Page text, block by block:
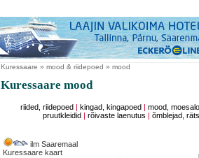
Kuressaare » mood & riidepoed » mood
Kuressaare mood
riided, riidepoed kingad, kingapoed |mood,
pruutkleidid
rõivaste laenutus õmblejad,
ilm Saaremaal
Kuressaare kaart